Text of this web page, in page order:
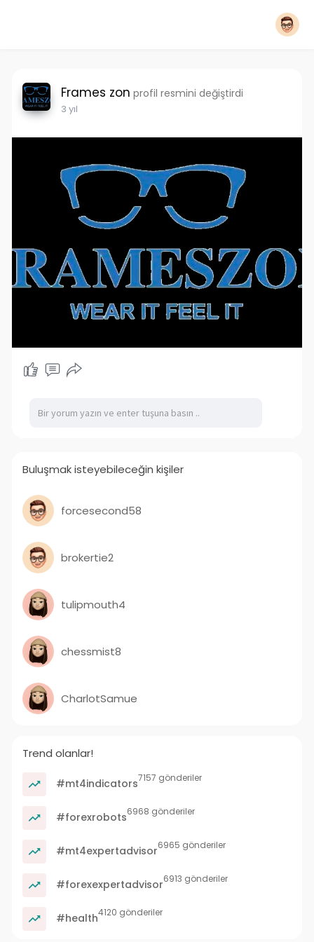
Frames zon profil resmini değiştirdi
3 yıl
Buluşmak isteyebileceğin kişiler
forcesecond58
brokertie2
tulipmouth4
chessmist8
CharlotSamue
Trend olanlar!
#mt4indicators7157 gönderiler
#forexrobots6968 gönderiler
#mt4expertadvisor6965 gönderiler
#forexexpertadvisor6913 gönderiler
#health4120 gönderiler